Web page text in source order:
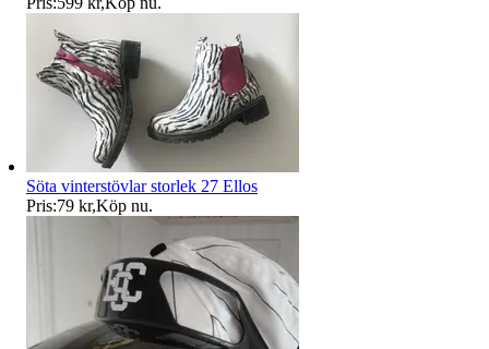
Söta vinterstövlar storlek 27 Ellos
Pris:79 kr,Köp nu.